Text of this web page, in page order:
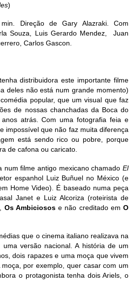
)
Direção de Gary Alazraki. Com
Souza, Luis Gerardo Mendez, Juan
Carlos Gascon.
distribuidora este importante filme
deles não está num grande momento)
popular, que um visual que faz
de nossas chanchadas da Boca do
atrás. Com uma fotografia feia e
impossível que não faz muita diferença
está sendo rico ou pobre, porque
de cafona ou caricato.
filme antigo mexicano chamado El
espanhol Luiz Buñuel no México (e
Home Video). É baseado numa peça
Janet e Luiz Alcoriza (roteirista de
Os Ambiciosose não creditado em O
que o cinema italiano realizava na
versão nacional. A história de um
dois rapazes e uma moça que vivem
por exemplo, quer casar com um
o protagonista tenha dois Ariels, o